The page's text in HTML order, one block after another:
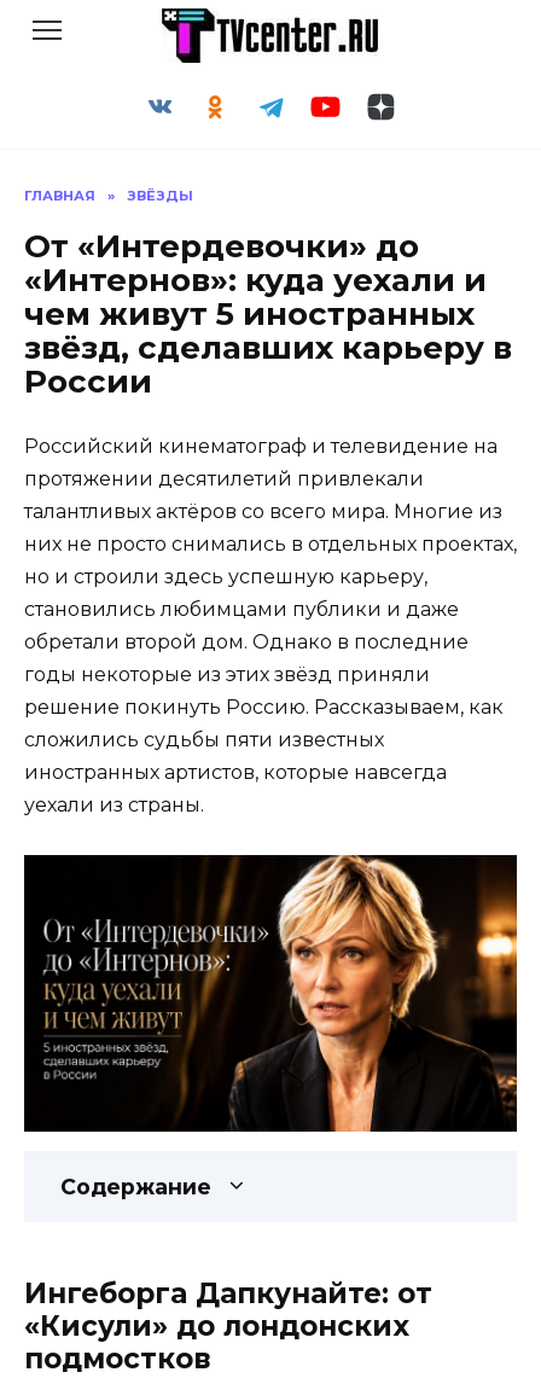
ГЛАВНАЯ » ЗВЁЗДЫ
От «Интердевочки» до
«Интернов»: куда уехали и
чем живут 5 иностранных
звёзд, сделавших карьеру в
России
Российский кинематограф и телевидение на
протяжении десятилетий привлекали
талантливых актёров со всего мира. Многие из
них не просто снимались в отдельных проектах,
но и строили здесь успешную карьеру,
становились любимцами публики и даже
обретали второй дом. Однако в последние
годы некоторые из этих звёзд приняли
решение покинуть Россию. Рассказываем, как
сложились судьбы пяти известных
иностранных артистов, которые навсегда
уехали из страны.
Содержание
Ингеборга Дапкунайте: от
«Кисули» до лондонских
подмостков